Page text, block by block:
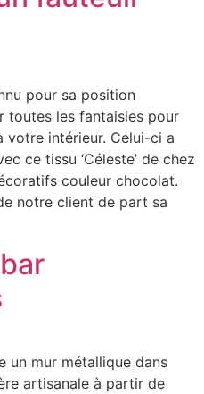
pour sa position
toutes les fantaisies pour
intérieur. Celui-ci a
ce tissu ‘Céleste’ de chez
couleur chocolat.
notre client de part sa
un mur métallique dans
artisanale à partir de